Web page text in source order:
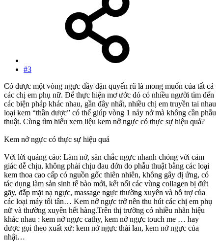
#3
Có được một vòng ngực đầy đặn quyến rũ là mong muốn của tất cả
các chị em phụ nữ. Để thực hiện mơ ước đó có nhiều người tìm đến
các biện pháp khác nhau, gần đây nhất, nhiều chị em truyền tai nhau
loại kem “thần dược” có thể giúp vòng 1 nảy nở mà không cần phẫu
thuật. Cùng tìm hiểu xem liệu kem nở ngực có thực sự hiệu quả?
Kem nở ngực có thực sự hiệu quả
Với lời quảng cáo: Làm nở, săn chắc ngực nhanh chóng với cảm
giác dễ chịu, không phải chịu đau đớn do phẫu thuật bằng các loại
kem thoa cao cấp có nguồn gốc thiên nhiên, không gây dị ứng, có
tác dụng làm sản sinh tế bào mới, kết nối các vùng collagen bị đứt
gãy, đắp mặt nạ ngực, massage ngực thường xuyên và hỗ trợ của
các loại máy tối tân… Kem nở ngực trở nên thu hút các chị em phụ
nữ và thường xuyên hết hàng.Trên thị trường có nhiều nhãn hiệu
khác nhau : kem nở ngực cathy, kem nở ngực touch me … hay
được gọi theo xuất xứ: kem nở ngực thái lan, kem nở ngực của
nhật…